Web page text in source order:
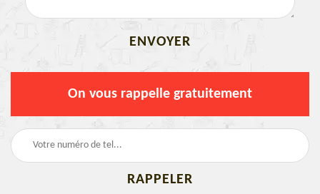
On vous rappelle gratuitement